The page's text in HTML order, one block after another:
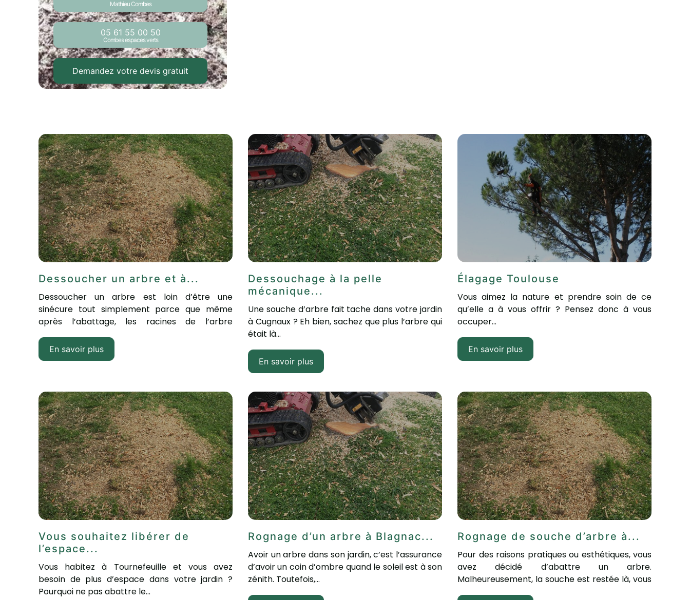
Mathieu Combes
05 61 55 00 50
Combes espaces verts
Demandez votre devis gratuit
Dessoucher un arbre et à...
Dessoucher un arbre est loin d’être une
sinécure tout simplement parce que même
après l’abattage, les racines de l’arbre
En savoir plus
Dessouchage à la pelle
mécanique...
Une souche d’arbre fait tache dans votre jardin
à Cugnaux ? Eh bien, sachez que plus l’arbre qui
était là...
En savoir plus
Élagage Toulouse
Vous aimez la nature et prendre soin de ce
qu’elle a à vous offrir ? Pensez donc à vous
occuper...
En savoir plus
Vous souhaitez libérer de
l’espace...
Vous habitez à Tournefeuille et vous avez
besoin de plus d’espace dans votre jardin ?
Pourquoi ne pas abattre le...
Rognage d’un arbre à Blagnac...
Avoir un arbre dans son jardin, c’est l’assurance
d’avoir un coin d’ombre quand le soleil est à son
zénith. Toutefois,...
Rognage de souche d’arbre à...
Pour des raisons pratiques ou esthétiques, vous
avez décidé d’abattre un arbre.
Malheureusement, la souche est restée là, vous